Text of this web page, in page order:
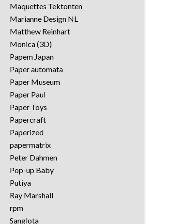
Maquettes Tektonten
Marianne Design NL
Matthew Reinhart
Monica (3D)
Papem Japan
Paper automata
Paper Museum
Paper Paul
Paper Toys
Papercraft
Paperized
papermatrix
Peter Dahmen
Pop-up Baby
Putiya
Ray Marshall
rpm
Sanglota